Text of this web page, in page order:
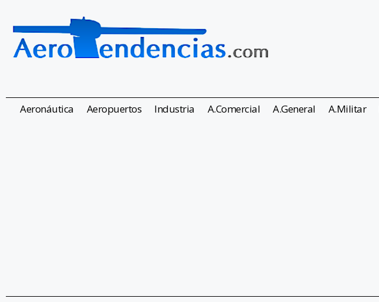
Aeronáutica Aeropuertos Industria A.Comercial A.General A.Militar